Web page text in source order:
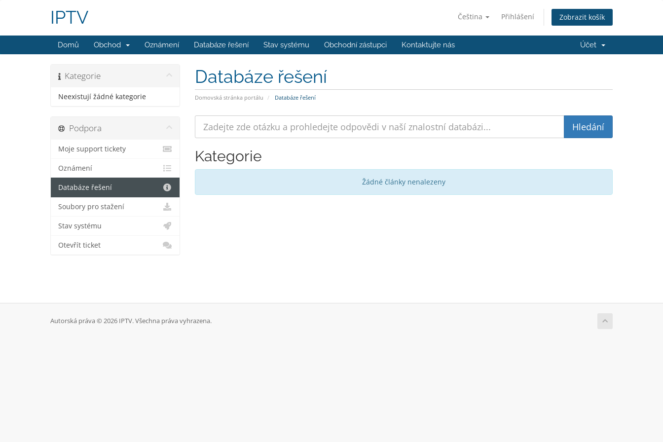
Čeština Přihlášení Zobrazit košík
IPTV
Domů Obchod Oznámení Databáze řešení Stav systému Obchodní zástupci Kontaktujte nás Účet
Databáze řešení
Domovská stránka portálu Databáze řešení
Kategorie
Neexistují žádné kategorie
Kategorie
Žádné články nenalezeny
Podpora
Moje support tickety
Oznámení
Databáze řešení
Soubory pro stažení
Stav systému
Otevřít ticket
Autorská práva © 2026 IPTV. Všechna práva vyhrazena.